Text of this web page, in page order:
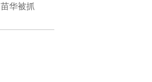
苗华被抓